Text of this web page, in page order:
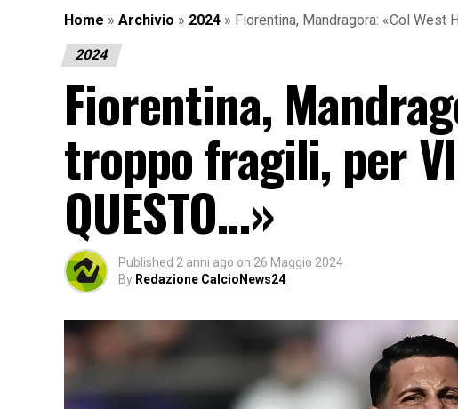
Home » Archivio » 2024 » Fiorentina, Mandragora: «Col West
2024
Fiorentina,
troppo fragili, per
QUESTO…»
Published 2 anni ago on 26 Maggio 2024
By Redazione CalcioNews24